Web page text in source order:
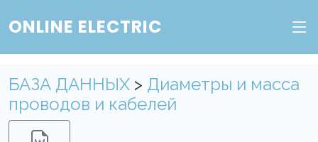
ONLINE ELECTRIC
БАЗА ДАННЫХ > Диаметры и масса
проводов и кабелей